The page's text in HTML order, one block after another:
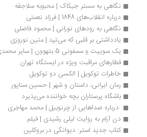
نگاهی به مستر جیکاک | محبوبه سلاجقه
درباره انقلاب‌های 1848 | فرزاد نعمتی
نگاهی به رودهای نورانی | محمود فاضلی
یادداشتی بر قلبی که می‌تپد | متین نوروزی
یک سوییت و سمفونی 5 بتهوون | سایر محمدی
قطارهای مراقبت‌ ویژه در ایستگاه تهران
خاطرات توکویل | الکسی دو توکویل
رمان ایرانی، داستان و شهر | حسین سناپور
باشگاه پرستاران بچه خواننده می‌پذیرد
درباره صداهایی از چرنوبیل | محمد مهاجری
دن آرام به روایت لیلی رشیدی | فیلم
کتاب جدید استر: دیوانگی در بروکلین